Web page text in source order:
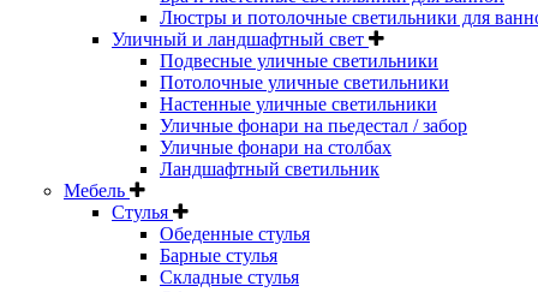
Люстры и потолочные светильники для
Уличный и ландшафтный свет
Подвесные уличные светильники
Потолочные уличные светильники
Настенные уличные светильники
Уличные фонари на пьедестал / забор
Уличные фонари на столбах
Ландшафтный светильник
Мебель
Стулья
Обеденные стулья
Барные стулья
Складные стулья